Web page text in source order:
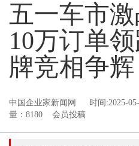
五一车市
10万订单
牌竞相争辉
中国企业家新闻网 时间:2025-
量：8180 会员投稿